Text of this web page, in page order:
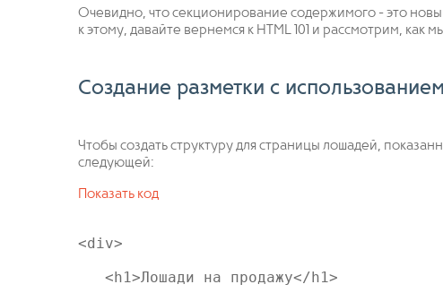
Очевидно, что секционирование содержимого - это
к этому, давайте вернемся к HTML 101 и рассмотрим, как
Создание разметки с
Чтобы создать структуру для страницы лошадей,
следующей:
Показать код
<div>
   <h1>Лошади на продажу</h1>